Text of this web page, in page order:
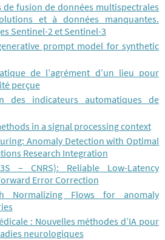
de fusion de données multispectrales
et à données manquantes.
Sentinel-2 et Sentinel-3
prompt model for synthetic
de l’agrément d’un lieu pour
perçue
des indicateurs automatiques de
in a signal processing context
Anomaly Detection with Optimal
Research Integration
– CNRS): Reliable Low-Latency
Error Correction
Normalizing Flows for anomaly
: Nouvelles méthodes d’IA pour
neurologiques